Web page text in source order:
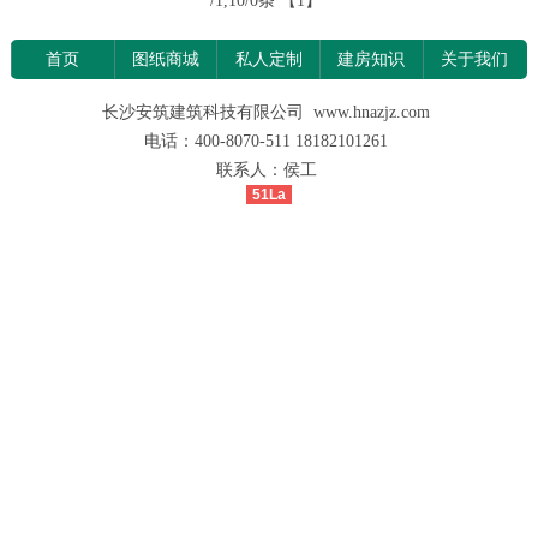
首页 图纸商城 私人定制 建房知识 关于我们
长沙安筑建筑科技有限公司 www.hnazjz.com
电话：400-8070-511 18182101261
联系人：侯工
51La